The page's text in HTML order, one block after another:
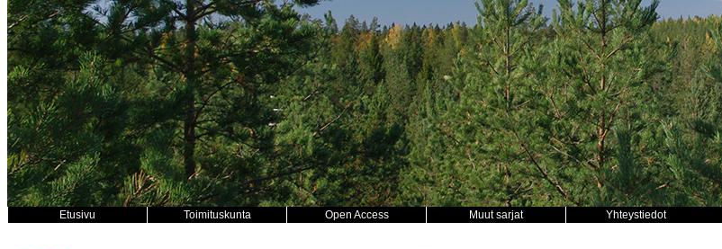
Etusivu Toimituskunta Open Access Muut sarjat Yhteystiedot